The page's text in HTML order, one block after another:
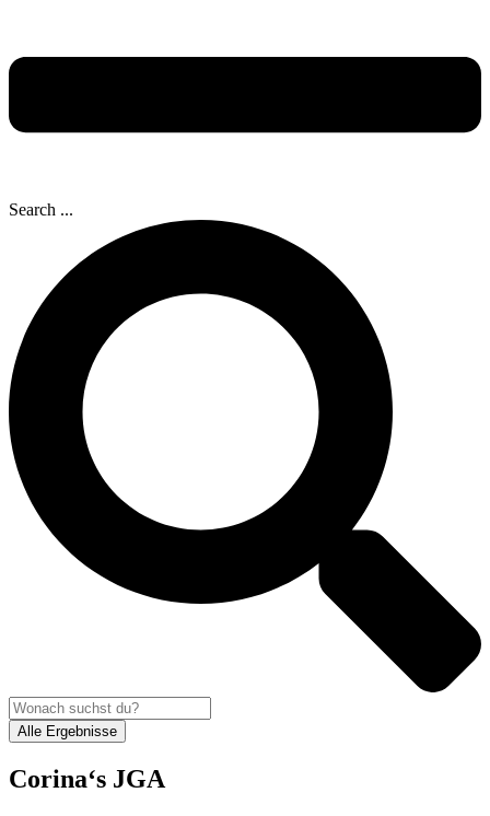
Search ...
Alle Ergebnisse
Corina‘s JGA